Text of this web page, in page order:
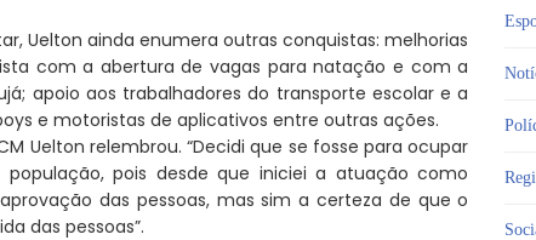
Uelton ainda enumera outras conquistas: melhorias
com a abertura de vagas para natação e com a
apoio aos trabalhadores do transporte escolar e a
e motoristas de aplicativos entre outras ações.
Uelton relembrou. “Decidi que se fosse para ocupar
pois desde que iniciei a atuação como
das pessoas, mas sim a certeza de que o
das pessoas”.